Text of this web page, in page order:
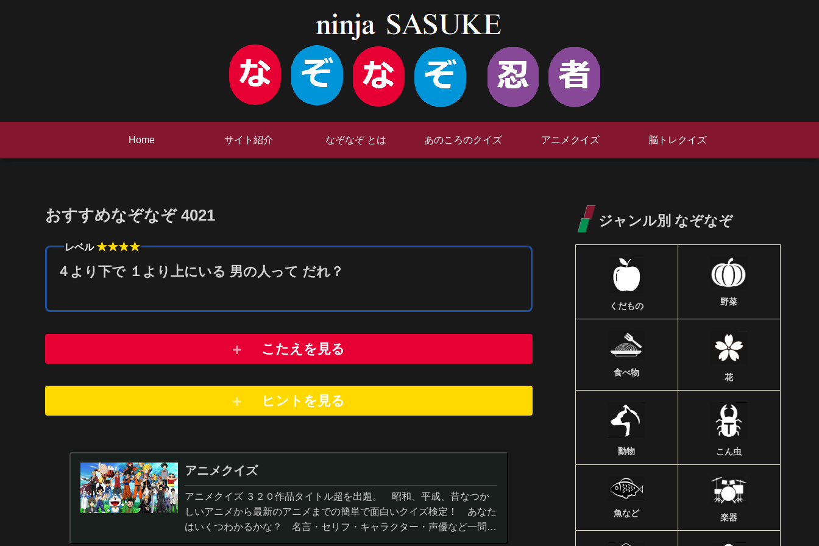
Home サイト紹介 なぞなぞ とは あのころのクイズ アニメクイズ 脳トレクイズ
おすすめなぞなぞ 4021
レベル★★★★
４より下で １より上にいる 男の人って だれ？
こたえを見る
ヒントを 見る
アニメクイズ
アニメクイズ ３２０作品タイトル超を出題。 昭和、平成、昔なつか
しいアニメから最新のアニメまでの簡単で面白いクイズ検定！ あなた
はいくつわかるかな？ 名言・セリフ・キャラクター・声優など一問一
答から3択・4択問題までの小学生の簡単問題から難...
ジャンル別 なぞなぞ
くだもの 野菜
食べ物 花
動物 こん虫
魚など 楽器